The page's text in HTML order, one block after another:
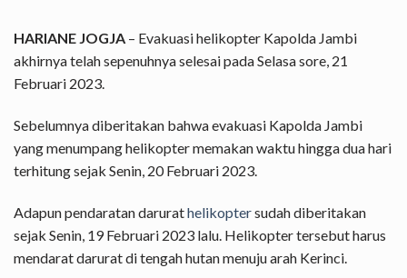
HARIANE JOGJA – Evakuasi helikopter Kapolda Jambi
akhirnya telah sepenuhnya selesai pada Selasa sore, 21
Februari 2023.
Sebelumnya diberitakan bahwa evakuasi Kapolda Jambi
yang menumpang helikopter memakan waktu hingga dua hari
terhitung sejak Senin, 20 Februari 2023.
Adapun pendaratan darurathelikoptersudah diberitakan
sejak Senin, 19 Februari 2023 lalu. Helikopter tersebut harus
mendarat darurat di tengah hutan menuju arah Kerinci.